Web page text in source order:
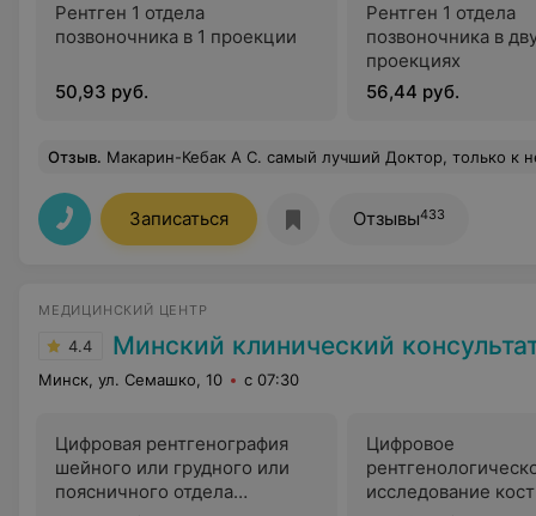
Рентген 1 отдела
позвоночника в 1 проекции
50,93 руб.
Рентген 1 отдела
позвоночника в
проекциях
56,44 руб.
Отзыв. Макарин-Кебак А С. самый лучший Доктор, только к нему, доверие на 1000%. Ходит вся семья и всем его рекомендую.Если ищите для ребёнка (и не только), не
Записаться Отзывы433
МЕДИЦИНСКИЙ ЦЕНТР
4.4 Минский клинический консультативно-
Минск, ул. Семашко, 10 с 07:30
Цифровая рентгенография
шейного или грудного или
поясничного отдела
Цифровое
исследование